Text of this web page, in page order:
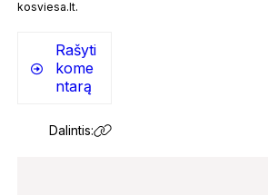
kosviesa.lt.
Rašyti
kome
ntarą
Dalintis: